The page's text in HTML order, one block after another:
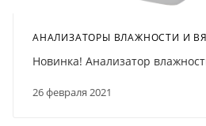
АНАЛИЗАТОРЫ ВЛАЖНОСТИ И
26 февраля 2021
Новинка! Анализатор